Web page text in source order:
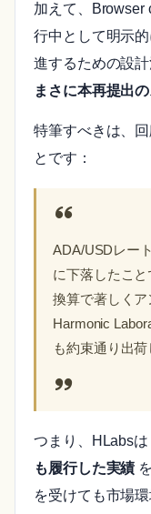
加えて、Browser
行中として明示
進するための設
まさに本再提出
特筆すべきは、
とです：
ADA/USDレー
に下落したこ
換算で著しくア
Harmonic
も約束通り出
つまり、HLabsは
も履行した実績
を受けても市場